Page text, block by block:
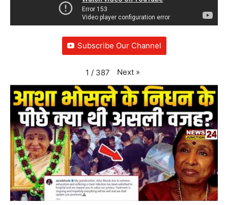
Subscribe Our Channel
1 / 387 Next »